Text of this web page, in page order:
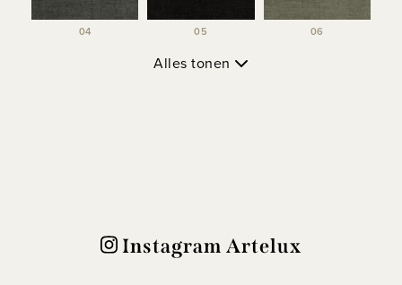
04 05 06
Alles tonen
Instagram Artelux